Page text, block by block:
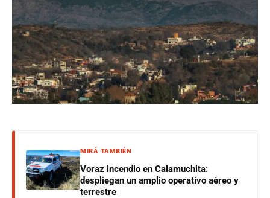
MIRÁ TAMBIÉN
Voraz incendio en Calamuchita:
despliegan un amplio operativo aéreo y
terrestre